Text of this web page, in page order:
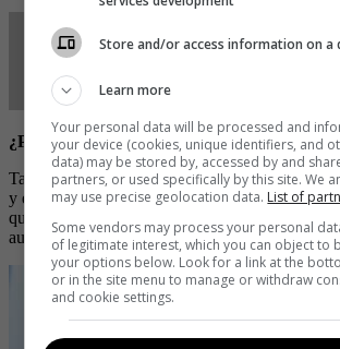
¿Protagonista de ‘Zoey 101′ embarazada de
Tal ha sido el punto, que hasta llegó a ser
y embarazado a Jaime Lynn Spears,
quien abandonó el proyecto tras quedar en
aunque nunca se mencionó quién era el padre.
Store and/or access information on a
Learn more
Your personal data will be processed and
your device (cookies, unique identifiers, and
data) may be stored by, accessed by and
partners, or used specifically by this site. We
may use precise geolocation data. List of
Some vendors may process your personal
of legitimate interest, which you can object to
your options below. Look for a link at the
or in the site menu to manage or withdraw
and cookie settings.